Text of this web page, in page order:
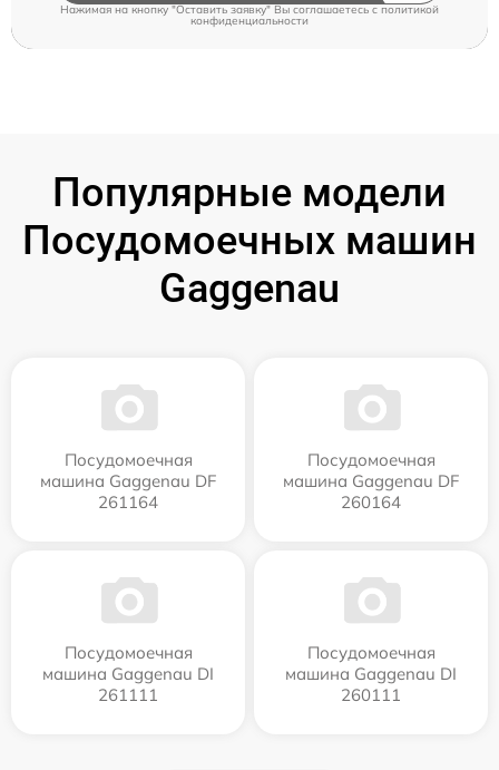
Нажимая на кнопку "Оставить заявку" Вы соглашаетесь cполитикой
конфиденциальности
Популярные модели
Посудомоечных машин
Gaggenau
Посудомоечная
машина Gaggenau DF
261164
Посудомоечная
машина Gaggenau DF
260164
Посудомоечная
машина Gaggenau DI
261111
Посудомоечная
машина Gaggenau DI
260111